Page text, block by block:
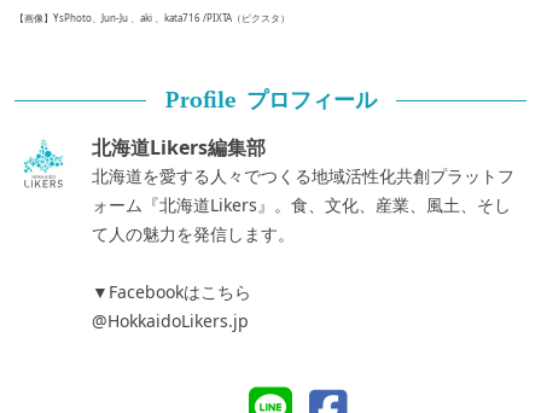
【画像】YsPhoto、Jun-Ju 、aki 、kata716 /PIXTA（ピクスタ）
Profile プロフィール
北海道Likers編集部
北海道を愛する人々でつくる地域活性化共創プラットフ
ォーム『北海道Likers』。食、文化、産業、風土、そし
て人の魅力を発信します。
▼Facebookはこちら
@HokkaidoLikers.jp